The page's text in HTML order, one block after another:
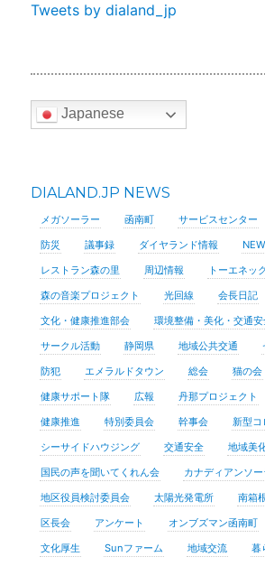
Tweets by dialand_jp
Japanese
DIALAND.JP NEWS
メガソーラー 函南町 サービスセンター
防災
議事録 ダイヤランド情報
レストラン森の里
周辺情報 トーエネック
森の音楽プロジェクト
光回線 会長日記
文化・健康推進部会
環境整備・美化・交通
サークル活動
静岡県 地域公共交通
防犯
エメラルドタウン 総会 猫の会
健康サポート隊
広報 丹那プロジェクト
健康推進
特別委員会 幹事会
新型コ
シーサイドハウジング
交通安全
地域美
国民の声を聞いてくれん会
カナディアンソー
地区役員検討委員会
太陽光発電所
南箱
区長会
アンケート オンブズマン函南町
文化厚生
Sunファーム 地域交流 暮